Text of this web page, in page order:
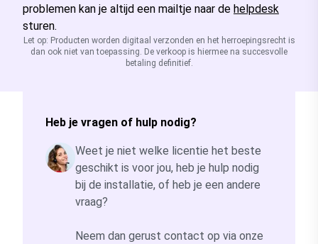
problemen kan je altijd een mailtje naar de helpdesk
sturen.
Let op: Producten worden digitaal verzonden en het herroepingsrecht is
dan ook niet van toepassing. De verkoop is hiermee na succesvolle
betaling definitief.
Heb je vragen of hulp nodig?
Weet je niet welke licentie het beste
geschikt is voor jou, heb je hulp nodig
bij de installatie, of heb je een andere
vraag?
Neem dan gerust contact op via onze